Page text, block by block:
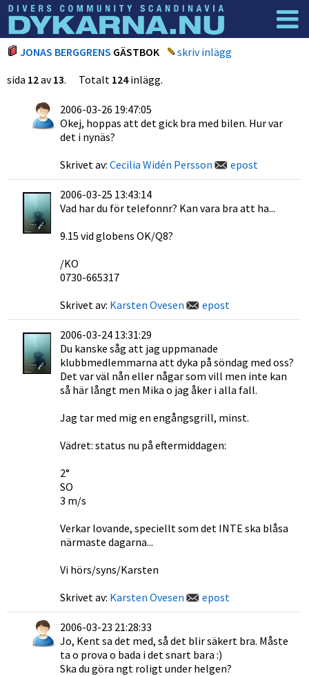
Dyknyheter
JONAS BERGGRENS GÄSTBOK
skriv inlägg
sida 12av13. Totalt 124inlägg.
2006-03-26 19:47:05
Okej, hoppas att det gick bra med bilen. Hur var
det i nynäs?
Skrivet av: Cecilia Widén Persson epost
2006-03-25 13:43:14
Vad har du för telefonnr? Kan vara bra att ha...
9.15 vid globens OK/Q8?
/KO
0730-665317
Skrivet av: Karsten Ovesen epost
2006-03-24 13:31:29
Du kanske såg att jag uppmanade
klubbmedlemmarna att dyka på söndag med oss?
Det var väl nån eller någar som vill men inte kan
så här långt men Mika o jag åker i alla fall.
Jag tar med mig en engångsgrill, minst.
Vädret: status nu på eftermiddagen:
2°
SO
3 m/s
Verkar lovande, speciellt som det INTE ska blåsa
närmaste dagarna...
Vi hörs/syns/Karsten
Skrivet av: Karsten Ovesen epost
2006-03-23 21:28:33
Jo, Kent sa det med, så det blir säkert bra. Måste
ta o prova o bada i det snart bara :)
Ska du göra ngt roligt under helgen?